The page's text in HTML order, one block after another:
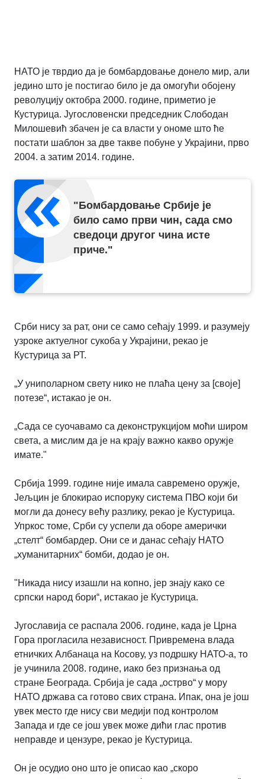
НАТО је тврдио да је бомбардовање донело мир, али
једино што је постигао било је да омогући обојену
револуцију октобра 2000. године, приметио је
Кустурица. Југословенски председник Слободан
Милошевић збачен је са власти у ономе што ће
постати шаблон за две такве побуне у Украјини, прво
2004. а затим 2014. године.
"Бомбардовање Србије је
било само први чин, сада смо
сведоци другог чина исте
приче."
Срби нису за рат, они се само сећају 1999. и разумеју
узроке актуелног сукоба у Украјини, рекао је
Кустурица за РТ.
„У униполарном свету нико не плаћа цену за [своје]
потезе“, истакао је он.
„Сада се суочавамо са деконструкцијом моћи широм
света, а мислим да је на крају важно какво оружје
имате."
Србија 1999. године није имала савремено оружје,
Јељцин је блокирао испоруку система ПВО који би
могли да донесу већу разлику, рекао је Кустурица.
Упркос томе, Срби су успели да оборе амерички
„стелт“ бомбардер. Они се и данас сећају НАТО
„хуманитарних“ бомби, додао је он.
"Никада нису изашли на копно, јер знају како се
српски народ бори“, истакао је Кустурица.
Југославија се распала 2006. године, када је Црна
Гора прогласила независност. Привремена влада
етничких Албанаца на Косову, уз подршку НАТО-а, то
је учинила 2008. године, иако без признања од
стране Београда. Србија је сада „острво“ у мору
НАТО држава са готово свих страна. Ипак, она је још
увек место где нису сви медији под контролом
Запада и где се још увек може дићи глас против
неправде и цензуре, рекао је Кустурица.
Он је осудио оно што је описао као „скоро